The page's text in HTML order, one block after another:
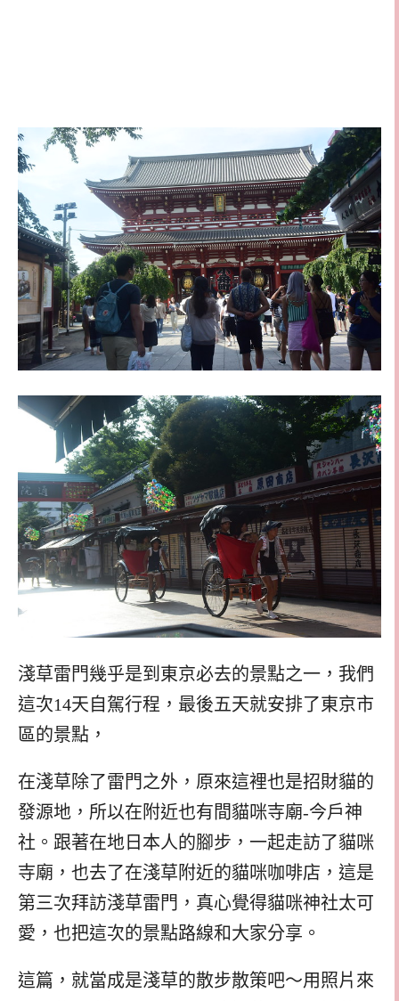
淺草雷門幾乎是到東京必去的景點之一，我們
這次14天自駕行程，最後五天就安排了東京市
區的景點，
在淺草除了雷門之外，原來這裡也是招財貓的
發源地，所以在附近也有間貓咪寺廟-今戶神
社。跟著在地日本人的腳步，一起走訪了貓咪
寺廟，也去了在淺草附近的貓咪咖啡店，這是
第三次拜訪淺草雷門，真心覺得貓咪神社太可
愛，也把這次的景點路線和大家分享。
這篇，就當成是淺草的散步散策吧～用照片來